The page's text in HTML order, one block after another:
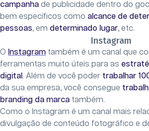
campanha de publicidade dentro do
bem específicos como alcance de
pessoas, em determinado lugar, etc.
Instagram
O Instagram também é um canal que
ferramentas muito úteis para as
digital . Além de você poder trabalhar
da sua empresa, você consegue
branding da marca também.
Como o Instagram é um canal mais
divulgação de conteúdo fotográfico e